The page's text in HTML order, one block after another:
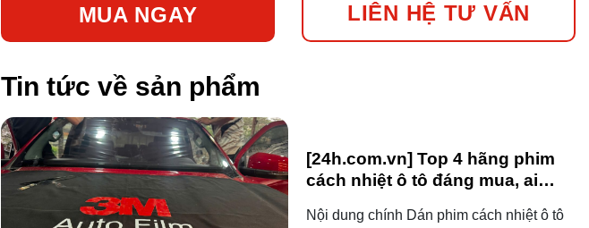
MUA NGAY LIÊN HỆ TƯ VẤN
Tin tức về sản phẩm
[24h.com.vn] Top 4 hãng phim
cách nhiệt ô tô đáng mua, ai
Nội dung chính Dán phim cách nhiệt ô tô